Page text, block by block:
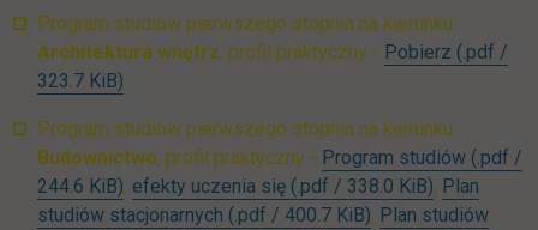
Program studiów pierwszego stopnia na kierunku
Architektura wnętrz, profil praktyczny - Pobierz (.pdf /
323.7 KiB)
Program studiów pierwszego stopnia na kierunku
Budownictwo, profil praktyczny - Program studiów (.pdf /
244.6 KiB)link otwiera się w nowej karcie
, efekty uczenia się (.pdf / 338.0 KiB)link otwiera
, Plan
studiów stacjonarnych (.pdf / 400.7 KiB)link otwiera się w
, Plan studiów